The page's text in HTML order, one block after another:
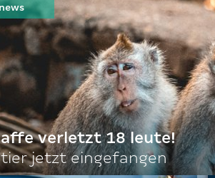
affe verletzt 18 leute!
tier jetzt eingefangen